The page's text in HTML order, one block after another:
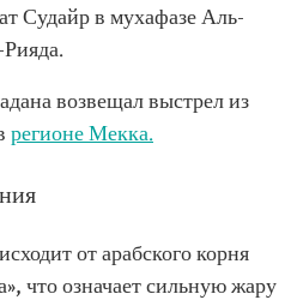
Судайр в мухафазе Аль-
возвещал выстрел из
регионе Мекка.
от арабского корня
что означает сильную жару